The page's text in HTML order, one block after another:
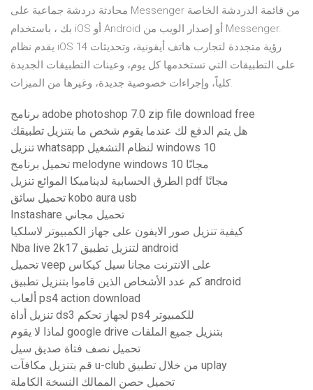
محادثة دردشة جماعية على Messenger من قائمة الدردشة الخاصة
بك ، باستخدام iOS أو Android أو إصدار الويب من Messenger.
يقدم نظام iOS 14 رؤية متجددة لتجارب هاتف أيقونية، وتحديثات
على التطبيقات التي تستخدمها كل يوم، وعينات التطبيقات الجديدة
كلياً، وإجراءات خصوصية جديدة، وغيرها من الميزات.
برنامج adobe photoshop 7.0 zip file download free
هل يتم الدفع لك عندما يقوم شخص ما بتنزيل تطبيقك
تنزيل whatsapp لنظام التشغيل windows 10
تحميل برنامج melodyne windows 10 مجانًا
الطرق الحسابية لديناميكا الموائع تنزيل pdf مجانًا
تحميل سائق kobo aura usb
Instashare تحميل مجاني
كيفية تنزيل صور الايفون على جهاز الكمبيوتر لاسلكيا
Nba live 2k17 لتنزيل تطبيق android
تحميل veep على الانترنت مجانا سيل كيكاس
كم عدد الأشخاص الذين قاموا بتنزيل تطبيق android
ألعاب ps4 action download
تنزيل أداة ds3 لجهاز تحكم ps4 للكمبيوتر
لماذا لا يقوم google drive بتنزيل جميع الملفات
تحميل نصف فتاة صديق سيل
قم بتنزيل مكافآت u-club من خلال تطبيق uplay
تحميل حصن الممالك النسخة الكاملة